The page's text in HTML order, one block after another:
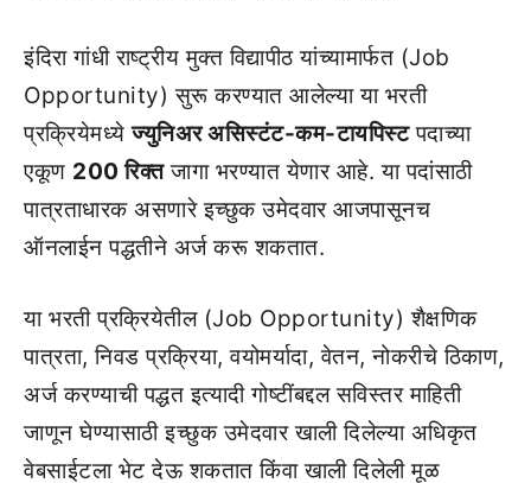
इंदिरा गांधी राष्ट्रीय मुक्त विद्यापीठ यांच्यामार्फत (Job
Opportunity) सुरू करण्यात आलेल्या या भरती
प्रक्रियेमध्येज्युनिअर असिस्टंट-कम-टायपिस्टपदाच्या
एकूण 200 रिक्तजागा भरण्यात येणार आहे. या पदांसाठी
पात्रताधारक असणारे इच्छुक उमेदवार आजपासूनच
ऑनलाईन पद्धतीने अर्ज करू शकतात.
या भरती प्रक्रियेतील (Job Opportunity) शैक्षणिक
पात्रता, निवड प्रक्रिया, वयोमर्यादा, वेतन, नोकरीचे ठिकाण,
अर्ज करण्याची पद्धत इत्यादी गोष्टींबद्दल सविस्तर माहिती
जाणून घेण्यासाठी इच्छुक उमेदवार खाली दिलेल्या अधिकृत
वेबसाईटला भेट देऊ शकतात किंवा खाली दिलेली मूळ